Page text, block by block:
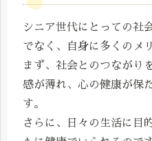
シニア世代にとっての社
でなく、自身に多くのメ
まず、社会とのつながり
感が薄れ、心の健康が保
す。
さらに、日々の生活に目